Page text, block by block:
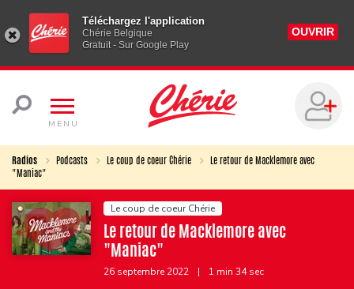
Téléchargez l'application
Chérie Belgique
Gratuit - Sur Google Play
OUVRIR
MENU
Radios Podcasts Le coup de coeur Chérie
Le retour de Macklemore avec
"Maniac"
Le coup de coeur Chérie
Le retour de Macklemore avec
"Maniac"
26 septembre 2022 | 1 min 34 sec